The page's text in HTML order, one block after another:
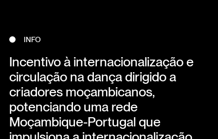
INFO
Incentivo à internacionalização e
circulação na dança dirigido a
criadores moçambicanos,
potenciando uma rede
Moçambique-Portugal que